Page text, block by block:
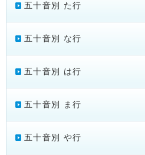
五十音別 た行
五十音別 な行
五十音別 は行
五十音別 ま行
五十音別 や行